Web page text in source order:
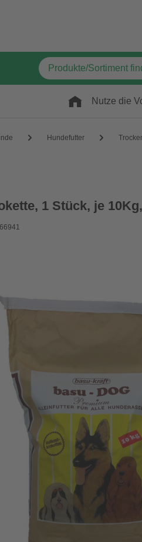
Nutze die
Hundefutter
1 Stück, je